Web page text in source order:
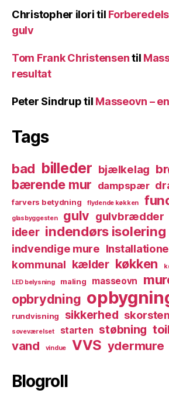
Christopher iloritil
gulv
Tom Frank Christensentil
resultat
Peter Sindruptil Masseovn –
Tags
bad billeder bjælkelag
bærende mur dampspær
farvers betydning flydende køkken
glasbyggesten gulv gulvbrædder
ideer indendørs isolering
indvendige mure
kommunal kælder køkken
LED belysning maling masseovn
opbrydning
rundvisning sikkerhed skorsten
soveværelset starten støbning
vand vindue VVS ydermure
Blogroll